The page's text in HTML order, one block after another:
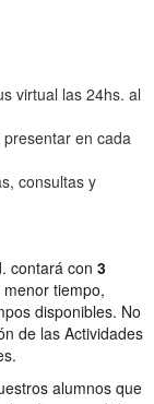
virtual las 24hs. al
en cada
consultas y
contará con 3
tiempo,
disponibles. No
de las Actividades
alumnos que